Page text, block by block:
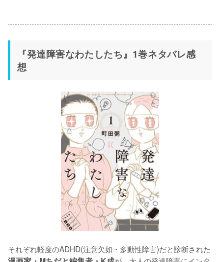
『発達障害なわたしたち』1巻ネタバレ感
想
それぞれ軽度のADHD(注意欠如・多動性障害)だと診断された